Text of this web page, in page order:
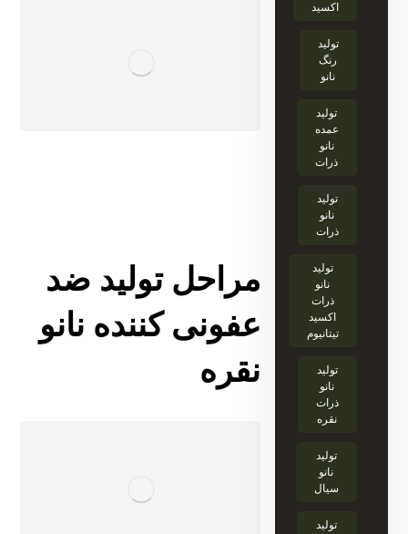
مراحل تولید ضد
عفونی کننده نانو
نقره
اکسید
تولید
رنگ
نانو
تولید
عمده
نانو
ذرات
تولید
نانو
ذرات
تولید
نانو
ذرات
اکسید
تیتانیوم
تولید
نانو
ذرات
نقره
تولید
نانو
سیال
تولید